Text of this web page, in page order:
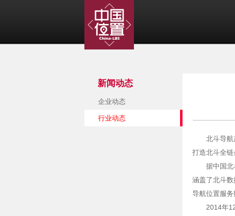
新闻动态
企业动态
行业动态
北斗导
打造北斗全链
据中国
涵盖了北斗
导航位置服务
2014年